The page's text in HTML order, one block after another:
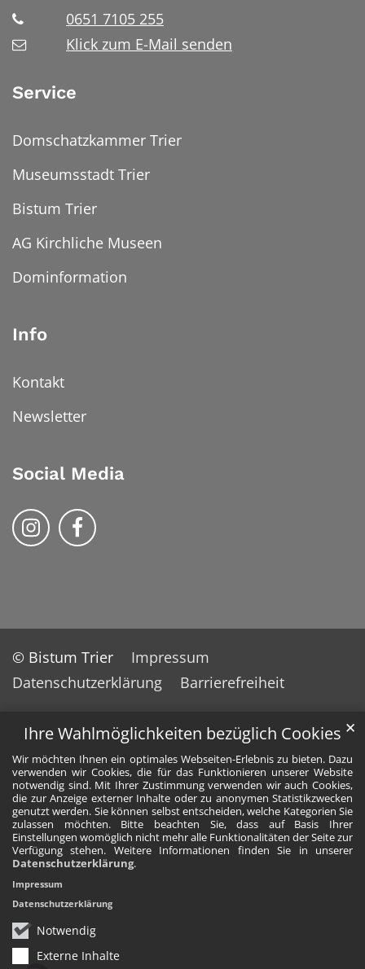
Ihre Wahlmöglichkeiten bezüglich Cookies
Wir möchten Ihnen ein optimales Webseiten-Erlebnis zu bieten. Dazu
verwenden wir Cookies, die für das Funktionieren unserer Website
notwendig sind. Mit Ihrer Zustimmung verwenden wir auch Cookies,
die zur Anzeige externer Inhalte oder zu anonymen Statistikzwecken
genutzt werden. Sie können selbst entscheiden, welche Kategorien Sie
zulassen möchten. Bitte beachten Sie, dass auf Basis Ihrer
Einstellungen womöglich nicht mehr alle Funktionalitäten der Seite zur
Verfügung stehen. Weitere Informationen finden Sie in unserer
Datenschutzerklärung.
Notwendig
Externe Inhalte
✕
Impressum
Datenschutzerklärung
0651 7105 255
Klick zum E-Mail senden
Service
Domschatzkammer Trier
Museumsstadt Trier
Bistum Trier
AG Kirchliche Museen
Dominformation
Info
Kontakt
Newsletter
Social Media
Bistum Trier auf Instragram
Bistum Trier auf Facebook
© Bistum Trier
Impressum
Datenschutzerklärung
Barrierefreiheit